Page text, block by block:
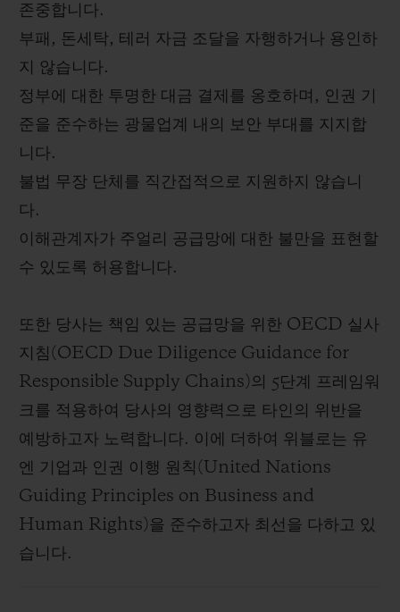
존중합니다.
부패, 돈세탁, 테러 자금 조달을 자행하거나 용인하
지 않습니다.
정부에 대한 투명한 대금 결제를 옹호하며, 인권 기
준을 준수하는 광물업계 내의 보안 부대를 지지합
니다.
불법 무장 단체를 직간접적으로 지원하지 않습니
다.
이해관계자가 주얼리 공급망에 대한 불만을 표현할
수 있도록 허용합니다.
또한 당사는 책임 있는 공급망을 위한 OECD 실사
지침(OECD Due Diligence Guidance for
Responsible Supply Chains)의 5단계 프레임워
크를 적용하여 당사의 영향력으로 타인의 위반을
예방하고자 노력합니다. 이에 더하여 위블로는 유
엔 기업과 인권 이행 원칙(United Nations
Guiding Principles on Business and
Human Rights)을 준수하고자 최선을 다하고 있
습니다.
부티크 검색